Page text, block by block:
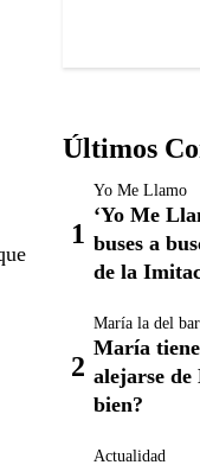
Últimos
Yo Me Llamo
‘Yo Me
buses a
de la
María la del
María
alejarse
bien?
Actualidad